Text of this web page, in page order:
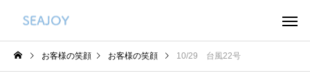
お客様の笑顔 お客様の笑顔 10/29 台風22号